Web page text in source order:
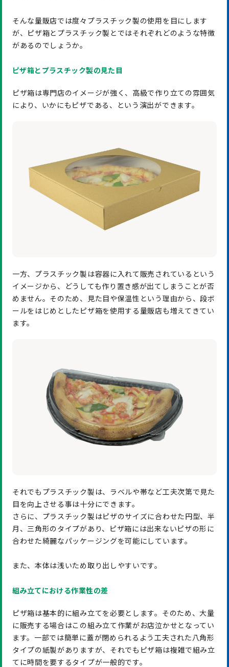
そんな量販店では度々プラスチック製の使用を目にします
が、ピザ箱とプラスチック製とではそれぞれどのような特徴
があるのでしょうか。
ピザ箱とプラスチック製の見た目
ピザ箱は専門店のイメージが強く、高級で作り立ての雰囲気
により、いかにもピザである、という演出ができます。
一方、プラスチック製は容器に入れて販売されているという
イメージから、どうしても作り置き感が出てしまうことが否
めません。そのため、見た目や保温性という理由から、段ボ
ールをはじめとしたピザ箱を使用する量販店も増えてきてい
ます。
それでもプラスチック製は、ラベルや帯など工夫次第で見た
目を向上させる事は十分にできます。
さらに、プラスチック製はピザのサイズに合わせた円型、半
月、三角形のタイプがあり、ピザ箱には出来ないピザの形に
合わせた綺麗なパッケージングを可能にしています。
また、本体は浅いため取り出しやすいです。
組み立てにおける作業性の差
ピザ箱は基本的に組み立てを必要とします。そのため、大量
に販売する場合はこの組み立て作業がお店泣かせとなってい
ます。一部では簡単に蓋が閉められるよう工夫された八角形
タイプの紙製がありますが、それでもピザ箱は複雑で組み立
てに時間を要するタイプが一般的です。